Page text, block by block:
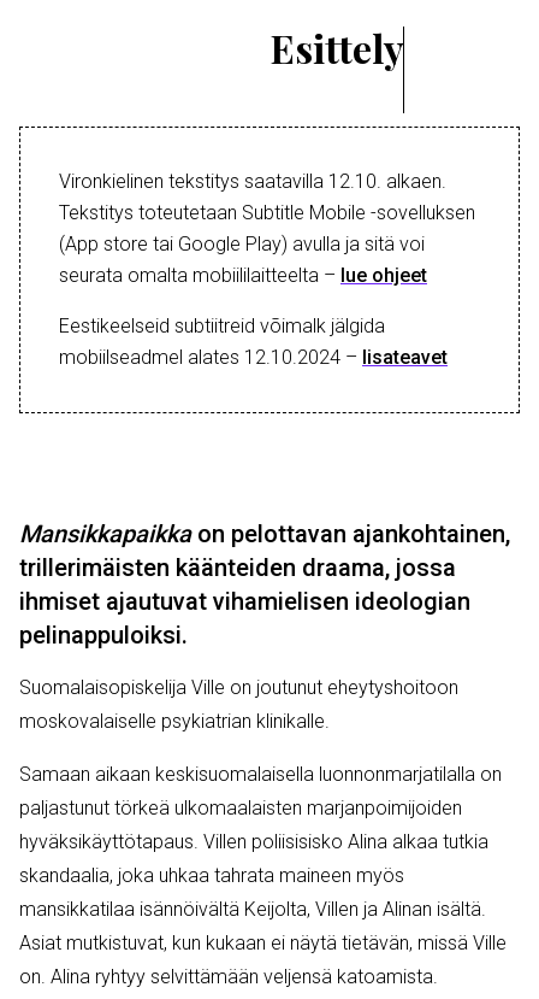
Esittely
Vironkielinen tekstitys saatavilla 12.10. alkaen.
Tekstitys toteutetaan Subtitle Mobile -sovelluksen
(App store tai Google Play) avulla ja sitä voi
seurata omalta mobiililaitteelta – lue ohjeet
Eestikeelseid subtiitreid võimalk jälgida
mobiilseadmel alates 12.10.2024 – lisateavet
Mansikkapaikkaon pelottavan ajankohtainen,
trillerimäisten käänteiden draama, jossa
ihmiset ajautuvat vihamielisen ideologian
pelinappuloiksi.
Suomalaisopiskelija Ville on joutunut eheytyshoitoon
moskovalaiselle psykiatrian klinikalle.
Samaan aikaan keskisuomalaisella luonnonmarjatilalla on
paljastunut törkeä ulkomaalaisten marjanpoimijoiden
hyväksikäyttötapaus. Villen poliisisisko Alina alkaa tutkia
skandaalia, joka uhkaa tahrata maineen myös
mansikkatilaa isännöivältä Keijolta, Villen ja Alinan isältä.
Asiat mutkistuvat, kun kukaan ei näytä tietävän, missä Ville
on. Alina ryhtyy selvittämään veljensä katoamista.